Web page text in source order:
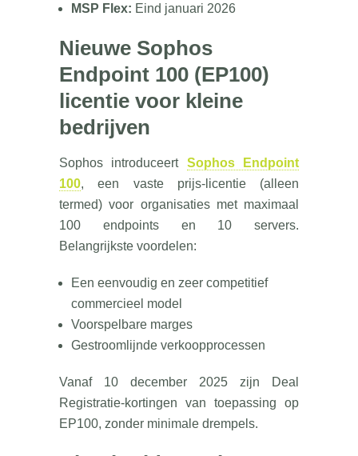
MSP Flex: Eind januari 2026
Nieuwe Sophos
Endpoint 100 (EP100)
licentie voor kleine
bedrijven
Sophos introduceert Sophos Endpoint
100, een vaste prijs-licentie (alleen
termed) voor organisaties met maximaal
100 endpoints en 10 servers.
Belangrijkste voordelen:
Een eenvoudig en zeer competitief
commercieel model
Voorspelbare marges
Gestroomlijnde verkoopprocessen
Vanaf 10 december 2025 zijn Deal
Registratie-kortingen van toepassing op
EP100, zonder minimale drempels.